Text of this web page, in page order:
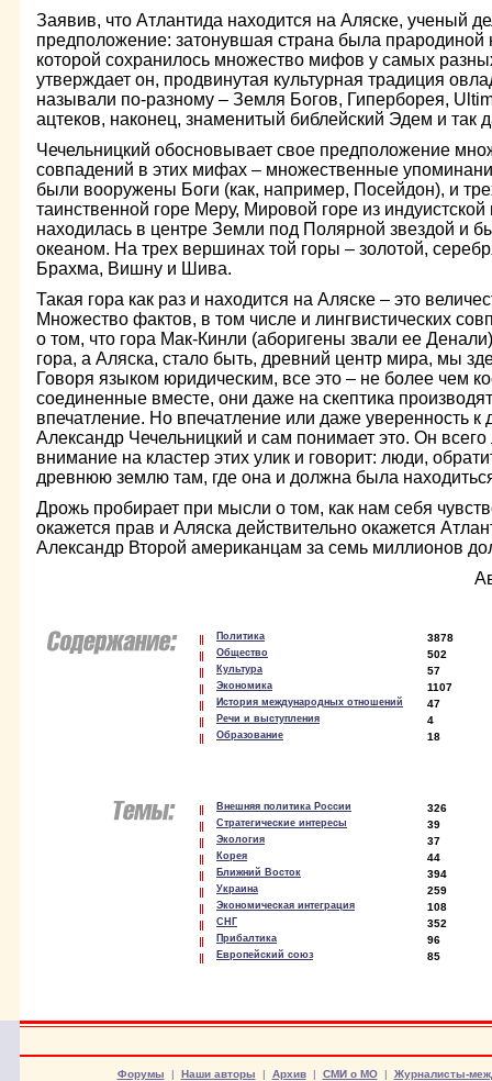
Заявив, что Атлантида находится на Аляске, ученый
предположение: затонувшая страна была
которой сохранилось множество мифов у самых
утверждает он, продвинутая культурная традиция
называли по-разному – Земля Богов, Гиперборея,
ацтеков, наконец, знаменитый библейский Эдем и так
Чечельницкий обосновывает свое предположение
совпадений в этих мифах – множественные
были вооружены Боги (как, например, Посейдон), и
таинственной горе Меру, Мировой горе из
находилась в центре Земли под Полярной звездой и
океаном. На трех вершинах той горы – золотой,
Брахма, Вишну и Шива.
Такая гора как раз и находится на Аляске – это
Множество фактов, в том числе и лингвистических
о том, что гора Мак-Кинли (аборигены звали ее
гора, а Аляска, стало быть, древний центр мира, мы
Говоря языком юридическим, все это – не более чем
соединенные вместе, они даже на скептика
впечатление. Но впечатление или даже уверенность
Александр Чечельницкий и сам понимает это. Он
внимание на кластер этих улик и говорит: люди,
древнюю землю там, где она и должна была
Дрожь пробирает при мысли о том, как нам себя
окажется прав и Аляска действительно окажется
Александр Второй американцам за семь миллионов
Политика 3878
Общество 502
Культура 57
Экономика 1107
История международных отношений 47
Речи и выступления 4
Образование 18
Внешняя политика России 326
Стратегические интересы 39
Экология 37
Корея 44
Ближний Восток 394
Украина 259
Экономическая интеграция 108
СНГ 352
Прибалтика 96
Европейский союз 85
Форумы | Наши авторы | Архив| СМИ о МО| Журналисты-